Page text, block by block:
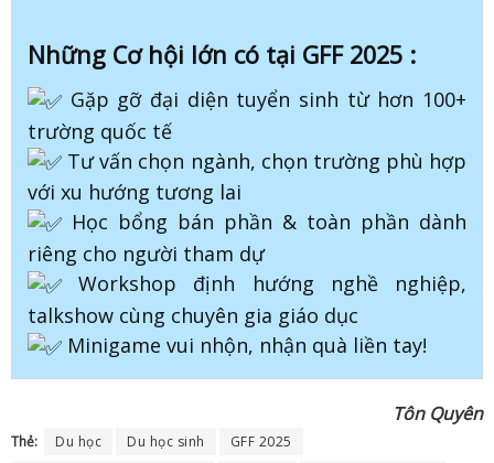
Những Cơ hội lớn có tại GFF 2025 :
Gặp gỡ đại diện tuyển sinh từ hơn 100+
trường quốc tế
Tư vấn chọn ngành, chọn trường phù hợp
với xu hướng tương lai
Học bổng bán phần & toàn phần dành
riêng cho người tham dự
Workshop định hướng nghề nghiệp,
talkshow cùng chuyên gia giáo dục
Minigame vui nhộn, nhận quà liền tay!
Tôn Quyên
Thẻ: Du học Du học sinh
GFF 2025